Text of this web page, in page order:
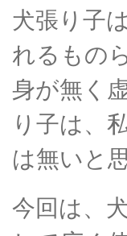
犬張り子
れるもの
身が無く
り子は、
は無いと
今回は、